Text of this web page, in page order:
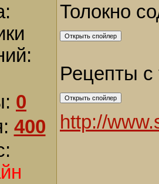
0
400
Толокно
Рецепты с
http://